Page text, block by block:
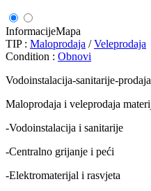
InformacijeMapa
TIP : Maloprodaja /Veleprodaja
Condition : Obnovi
Vodoinstalacija-sanitarije-
Maloprodaja i veleprodaja
-Vodoinstalacija i sanitarije
-Centralno grijanje i peći
-Elektromaterijal i rasvjeta